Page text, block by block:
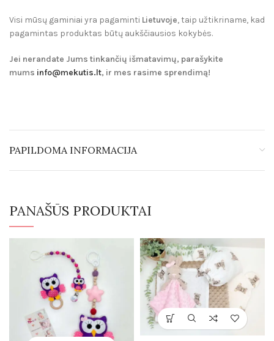
Visi mūsų gaminiai yra pagaminti Lietuvoje, taip užtikriname, kad
pagamintas produktas būtų aukščiausios kokybės.
Jei nerandate Jums tinkančių išmatavimų, parašykite
mums info@mekutis.lt, ir mes rasime sprendimą!
PAPILDOMA INFORMACIJA
PANAŠŪS PRODUKTAI